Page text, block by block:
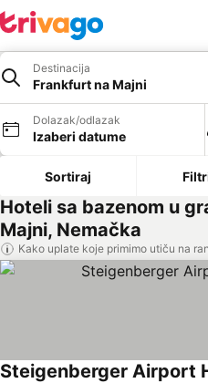
Destinacija
Frankfurt na Majni
Dolazak/odlazak
Izaberi datume
Sortiraj
Hoteli sa bazenom u
Majni, Nemačka
Kako uplate koje primimo utiču na
Steigenberger Airport